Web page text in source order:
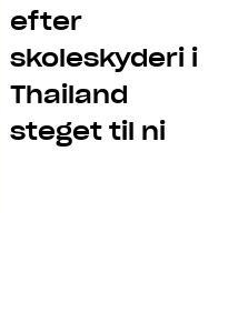
efter
skoleskyderi i
Thailand
steget til ni